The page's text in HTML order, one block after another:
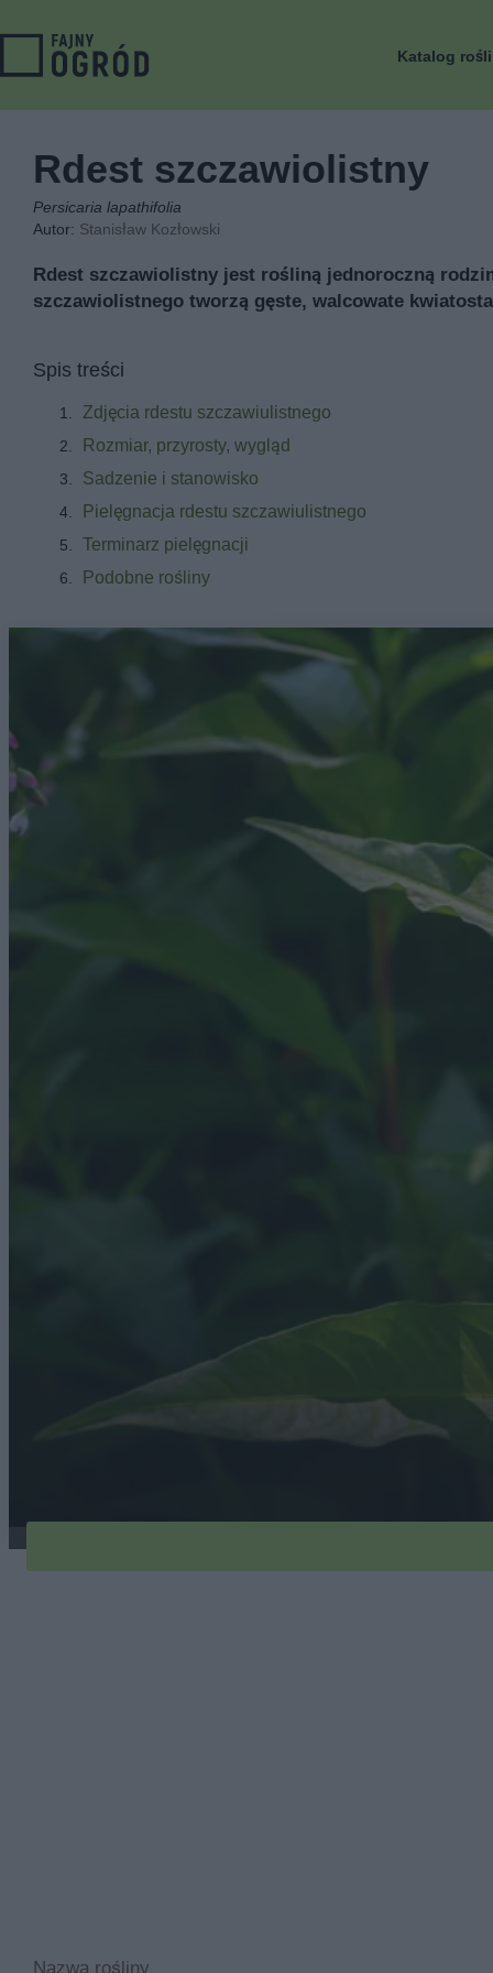
Katalog
Rdest szczawiolistny
Persicaria lapathifolia
Autor: Stanisław Kozłowski
Rdest szczawiolistny jest rośliną jednoroczną
szczawiolistnego tworzą gęste, walcowate
Spis treści
Zdjęcia rdestu szczawiulistnego
Rozmiar, przyrosty, wygląd
Sadzenie i stanowisko
Pielęgnacja rdestu szczawiulistnego
Terminarz pielęgnacji
Podobne rośliny
Nazwa rośliny